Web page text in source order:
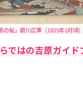
の桜」歌川広重（1835年3月頃
ではの吉原ガイド